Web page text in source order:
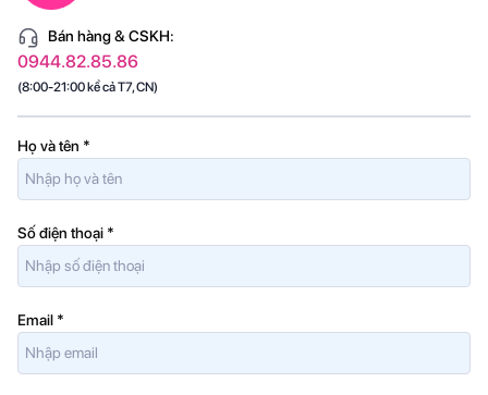
Bán hàng & CSKH:
0944.82.85.86
(8:00-21:00 kể cả T7, CN)
Họ và tên *
Số điện thoại *
Email *